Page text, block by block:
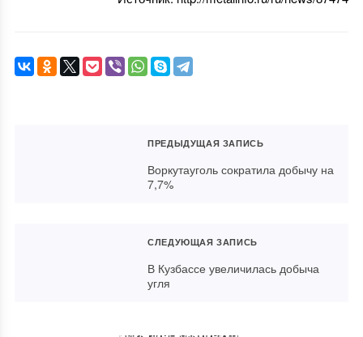
ПРЕДЫДУЩАЯ ЗАПИСЬ
Воркутауголь сократила добычу на
7,7%
СЛЕДУЮЩАЯ ЗАПИСЬ
В Кузбассе увеличилась добыча
угля